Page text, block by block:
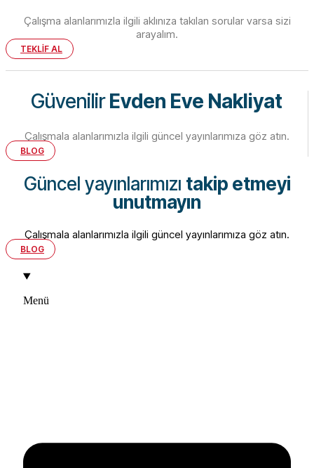
Çalışma alanlarımızla ilgili aklınıza takılan sorular varsa sizi
arayalım.
TEKLİF AL
GüvenilirEvden Eve Nakliyat
Çalışmala alanlarımızla ilgili güncel yayınlarımıza göz atın.
BLOG
Güncel yayınlarımızı takip etmeyi
unutmayın
Çalışmala alanlarımızla ilgili güncel yayınlarımıza göz atın.
BLOG
Menü